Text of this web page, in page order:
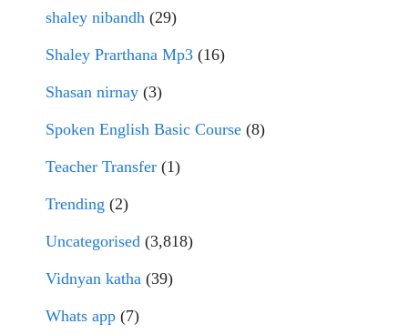
shaley nibandh (29)
Shaley Prarthana Mp3 (16)
Shasan nirnay (3)
Spoken English Basic Course (8)
Teacher Transfer (1)
Trending (2)
Uncategorised (3,818)
Vidnyan katha (39)
Whats app (7)